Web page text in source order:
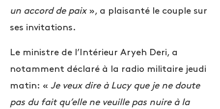
un accord de paix », a plaisanté le couple sur
ses invitations.
Le ministre de l’Intérieur Aryeh Deri, a
notamment déclaré à la radio militaire jeudi
matin: « Je veux dire à Lucy que je ne doute
pas du fait qu’elle ne veuille pas nuire à la